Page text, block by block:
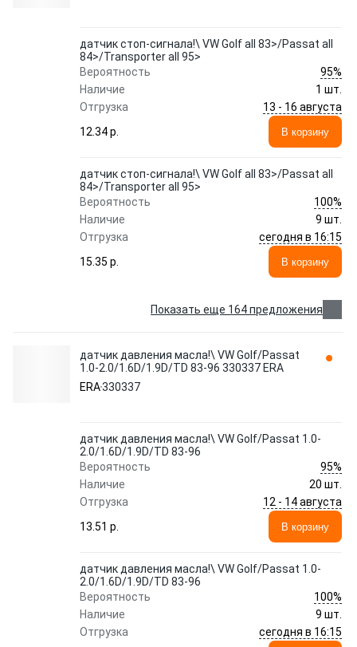
датчик стоп-сигнала!\ VW Golf all 83>/Passat all
84>/Transporter all 95>
Вероятность
95%
Наличие
1 шт.
Отгрузка
13 - 16 августа
12.34 p.
В корзину
датчик стоп-сигнала!\ VW Golf all 83>/Passat all
84>/Transporter all 95>
Вероятность
100%
Наличие
9 шт.
Отгрузка
сегодня в 16:15
15.35 p.
В корзину
Показать еще 164 предложения
датчик давления масла!\ VW Golf/Passat
1.0-2.0/1.6D/1.9D/TD 83-96 330337 ERA
ERA330337
датчик давления масла!\ VW Golf/Passat 1.0-
2.0/1.6D/1.9D/TD 83-96
Вероятность
95%
Наличие
20 шт.
Отгрузка
12 - 14 августа
13.51 p.
В корзину
датчик давления масла!\ VW Golf/Passat 1.0-
2.0/1.6D/1.9D/TD 83-96
Вероятность
100%
Наличие
9 шт.
Отгрузка
сегодня в 16:15